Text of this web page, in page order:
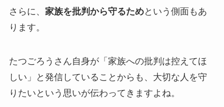
さらに、 家族を批判から守るためという側面もあ
ります。
たつごろうさん自身が「家族への批判は控えてほ
しい」と発信していることからも、大切な人を守
りたいという思いが伝わってきますよね。